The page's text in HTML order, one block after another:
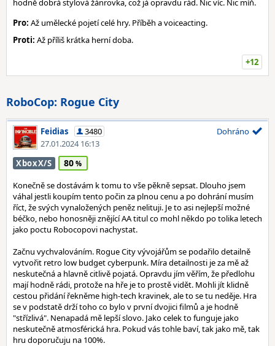
hodně dobrá stylová žánrovka, což já opravdu rád. Nic víc. Nic míň.
Pro: Až umělecké pojetí celé hry. Příběh a voiceacting.
Proti: Až příliš krátka herní doba.
+12
RoboCop: Rogue City
Feidias
3480
27.01.2024 16:13
Dohráno
XboxX/S 80
Konečně se dostávám k tomu to vše pěkně sepsat. Dlouho jsem
váhal jestli koupím tento počin za plnou cenu a po dohrání musím
říct, že svých vynaložených peněz nelituji. Je to asi nejlepší možné
béčko, nebo honosněji znějící AA titul co mohl někdo po tolika letech
jako poctu Robocopovi nachystat.
Začnu vychvalováním. Rogue City vývojářům se podařilo detailně
vytvořit retro low budget cyberpunk. Míra detailnosti je za mě až
neskutečná a hlavně citlivě pojatá. Opravdu jím věřím, že předlohu
mají hodně rádi, protože na hře je to prostě vidět. Mohli jít klidně
cestou přidání řekněme high-tech kravinek, ale to se tu neděje. Hra
se v podstatě drží toho co bylo v první dvojici filmů a je hodně
"střízlivá". Nenapadá mě lepší slovo. Jako celek to funguje jako
neskutečně atmosférická hra. Pokud vás tohle baví, tak jako mě, tak
hru doporučuju na 100%.